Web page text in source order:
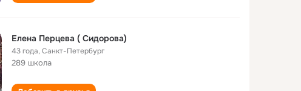
Елена Перцева ( Сидорова)
43 года,Санкт-Петербург
289 школа